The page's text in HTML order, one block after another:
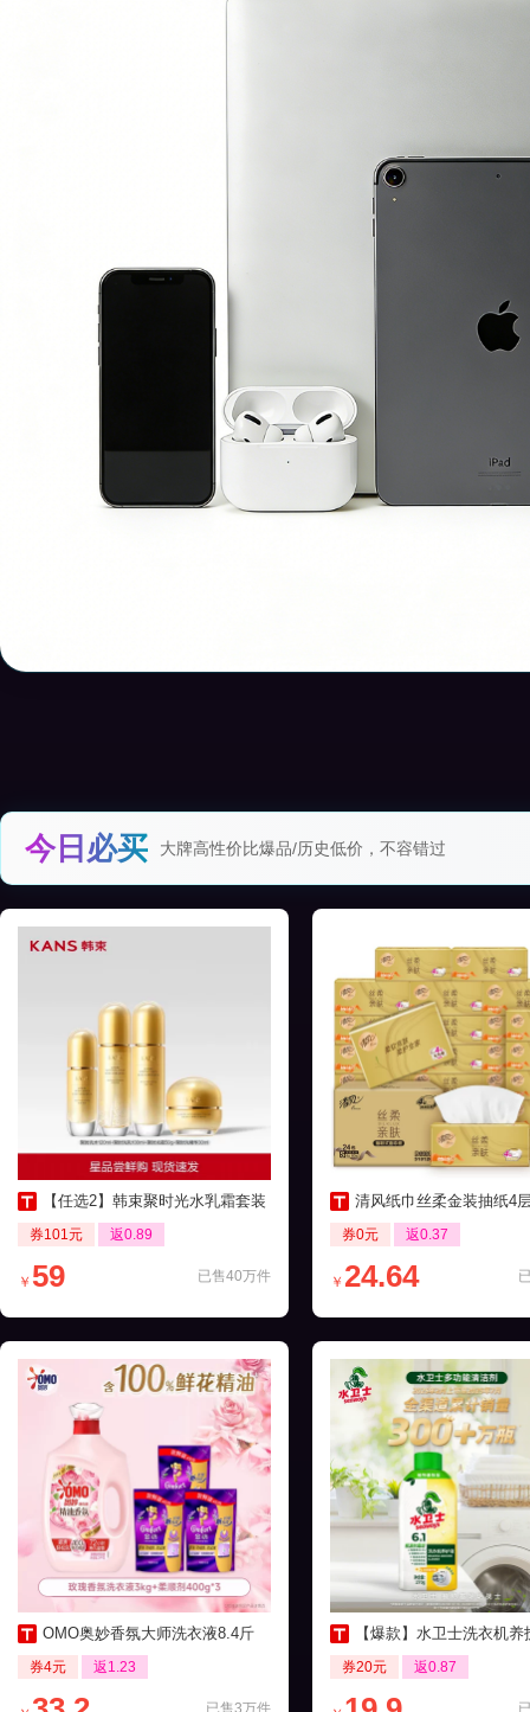
今日必买 大牌高性价比爆品/历史低价，不容错过
【任选2】韩束聚时光水乳霜套装
券101元 返0.89
已售40万件
￥ 59
清风纸巾丝柔金装抽纸4层24包家
券0元 返0.37
￥ 24.64
OMO奥妙香氛大师洗衣液8.4斤
券4元 返1.23
已售3万件
【爆款】水卫士洗衣机养护液
券20元 返0.87